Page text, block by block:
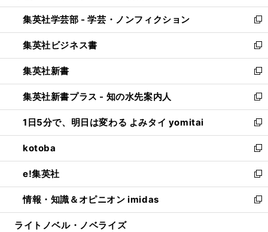
開
く
ウ
で
開
く
ン
ド
ウ
で
開
く
ウ
ィ
ン
ド
ウ
で
開
く
集英社学芸部 - 学芸・ノンフィクション
新
し
い
ウ
ィ
ン
ド
ウ
で
開
く
集英社ビジネス書
新
し
い
ウ
ィ
ン
ド
ウ
で
開
く
集英社新書
新
し
い
ウ
ィ
ン
ド
ウ
で
開
く
集英社新書プラス - 知の水先案内人
新
し
い
ウ
ィ
ン
ド
ウ
で
開
1日5分で、明日は変わる よみタイ yomitai
新
し
い
ウ
ィ
ン
ド
ウ
kotoba
新
し
い
ウ
ィ
ン
e!集英社
新
し
い
ウ
情報・知識＆オピニオン imidas
新
し
ライトノベル・ノベライズ